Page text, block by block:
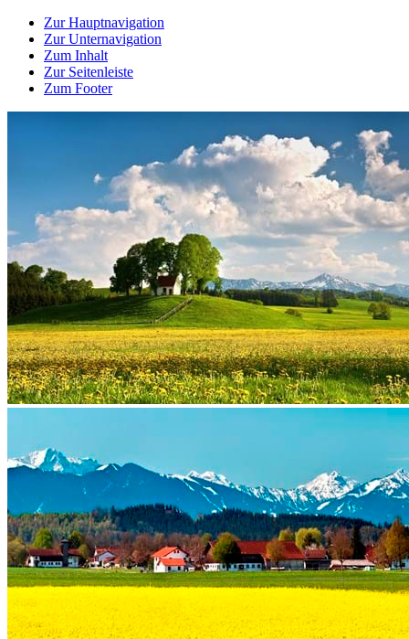
Zur Hauptnavigation
Zur Unternavigation
Zum Inhalt
Zur Seitenleiste
Zum Footer